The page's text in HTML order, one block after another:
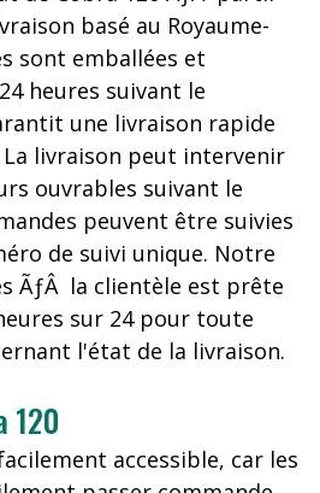
basé au Royaume-
sont emballées et
heures suivant le
une livraison rapide
livraison peut intervenir
ouvrables suivant le
peuvent être suivies
de suivi unique. Notre
ÃƒÂ la clientèle est prête
sur 24 pour toute
l'état de la livraison.
120
accessible, car les